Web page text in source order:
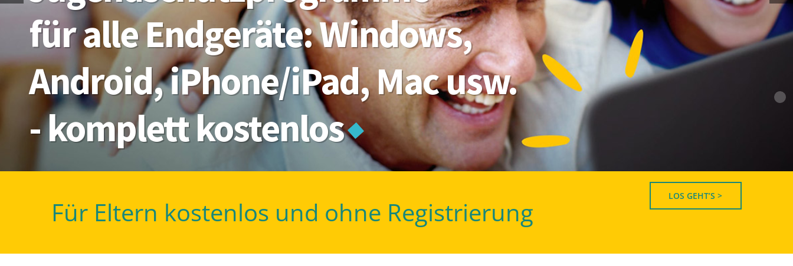
- komplett kostenlos
Android, iPhone/iPad, Mac usw.
für alle Endgeräte: Windows,
Für Eltern kostenlos und ohne Registrierung
LOS GEHT’S >